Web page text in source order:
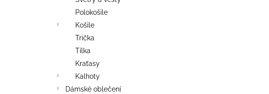
Polokošile
Košile
Trička
Tílka
Kraťasy
Kalhoty
Dámské oblečení
TRIKO COCKNEY REJECT - OXBLOOD
499 Kč